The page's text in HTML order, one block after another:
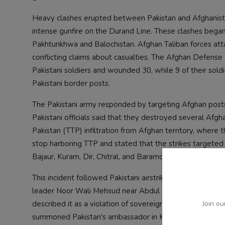
Join
Heavy clashes erupted between Pakistan and
intense gunfire on the Durand Line. These clashes
Pakhtunkhwa and Balochistan. Afghan Taliban forces
conflicting claims about casualties. The Afghan
Pakistani soldiers and wounded 30, while 9 of their
Pakistani border posts.
The Pakistani army responded by targeting Afghan
Pakistani officials said that they destroyed several
Pakistan (TTP) infiltration from Afghan territory, where
stop harboring TTP and stated that the strikes
Bajaur, Kuram, Dir, Chitral, and Baramcha, with gunfire
This incident followed Pakistani airstrikes in Afghanistan
leader Noor Wali Mehsud near Abdul Haq Square in
described it as a violation of sovereignty and warned
summoned Pakistan's ambassador in Kabul with a